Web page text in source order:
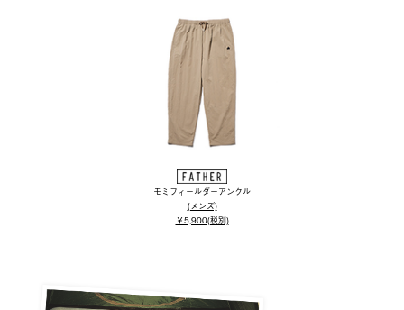
モミフィールダーアンクル
(メンズ)
￥5,900(税別)